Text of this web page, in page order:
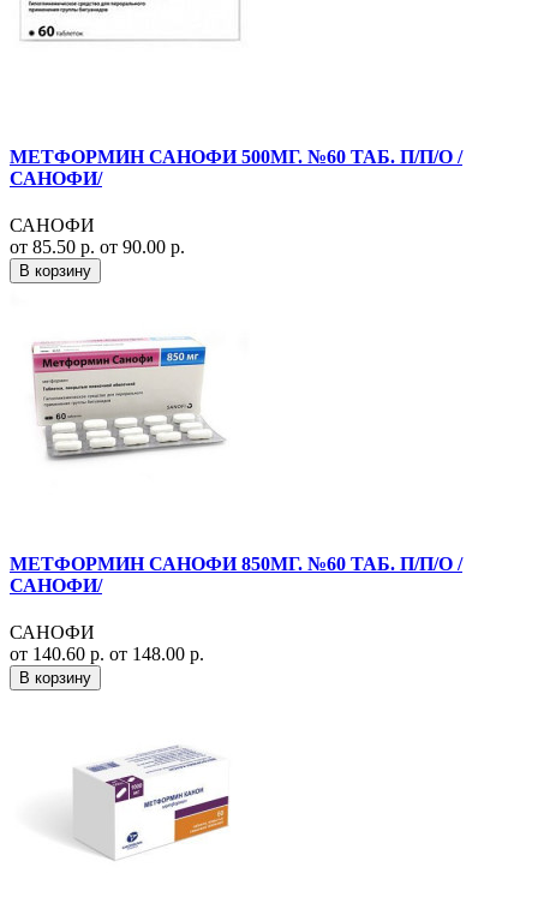
МЕТФОРМИН САНОФИ 500МГ. №60 ТАБ. П/П/О /
САНОФИ/
САНОФИ
от 85.50 р. от 90.00 р.
В корзину
МЕТФОРМИН САНОФИ 850МГ. №60 ТАБ. П/П/О /
САНОФИ/
САНОФИ
от 140.60 р. от 148.00 р.
В корзину